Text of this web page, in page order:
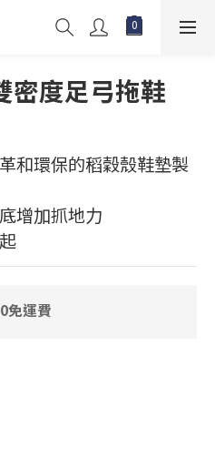
密度足弓拖鞋
和環保的稻穀殼鞋墊製
增加抓地力
免運費